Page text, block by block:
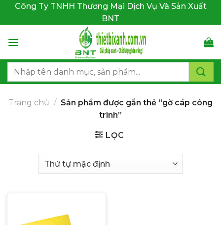
dung
Công Ty TNHH Thương Mại Dịch Vụ Và Sản Xuất
BNT
Tìm
Trang chủ / Sản phẩm được gắn thẻ “gờ cáp công
trình”
LỌC